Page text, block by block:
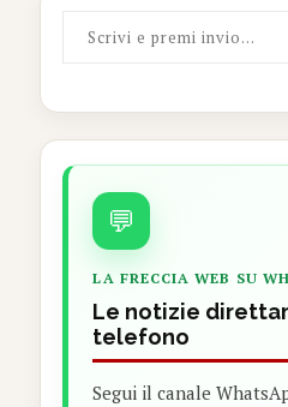
💬
LA FRECCIA WEB SU
Le notizie
telefono
Segui il canale